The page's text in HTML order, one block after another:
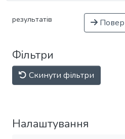
результатів
Фільтри
Скинути фільтри
Налаштування